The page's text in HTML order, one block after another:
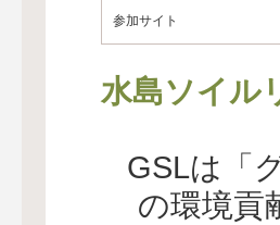
参加サイト
水島ソイル
GSLは「
の環境貢